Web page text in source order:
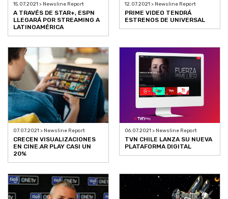
15.07.2021 > Newsline Report
A TRAVÉS DE STAR+, ESPN
LLEGARÁ POR STREAMING A
LATINOAMÉRICA
12.07.2021 > Newsline Report
PRIME VIDEO TENDRÁ
ESTRENOS DE UNIVERSAL
07.07.2021 > Newsline Report
CRECEN VISUALIZACIONES
EN CINE.AR PLAY CASI UN
20%
06.07.2021 > Newsline Report
TVN CHILE LANZA SU NUEVA
PLATAFORMA DIGITAL